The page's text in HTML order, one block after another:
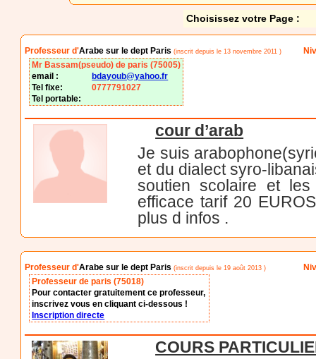
Choisissez votre Page :
Professeur d'Arabe sur le dept Paris (inscrit depuis le 13 novembre 2011 )
Mr Bassam(pseudo) de paris (75005)
email :
bdayoub@yahoo.fr
Tel fixe:
0777791027
Tel portable:
cour d’arab
Je suis
et du dialect syro-
soutien scolaire et
efficace tarif 20
plus d infos .
Professeur d'Arabe sur le dept Paris (inscrit depuis le 19 août 2013 )
Professeur de paris (75018)
Pour contacter gratuitement ce professeur,
inscrivez vous en cliquant ci-dessous !
Inscription directe
COURS